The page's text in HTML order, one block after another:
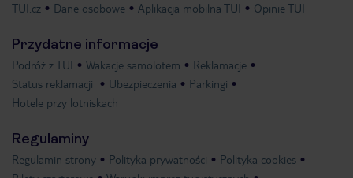
TUI.cz
Dane osobowe Aplikacja mobilna TUI Opinie TUI
Przydatne informacje
Podróż z TUI Wakacje samolotem
Reklamacje
Status reklamacji
Ubezpieczenia
Parkingi
Hotele przy lotniskach
Regulaminy
Regulamin strony Polityka prywatności
Polityka cookies